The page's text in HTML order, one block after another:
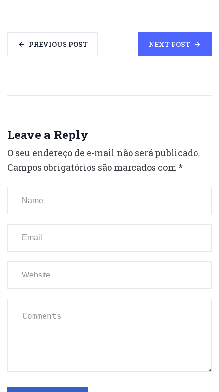
PREVIOUS POST NEXT POST
Leave a Reply
O seu endereço de e-mail não será publicado.
Campos obrigatórios são marcados com *